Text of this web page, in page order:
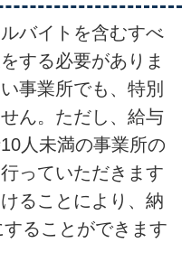
バイトを含むすべ
する必要がありま
事業所でも、特別
ん。ただし、給与
人未満の事業所の
っていただきます
ることにより、納
ることができます